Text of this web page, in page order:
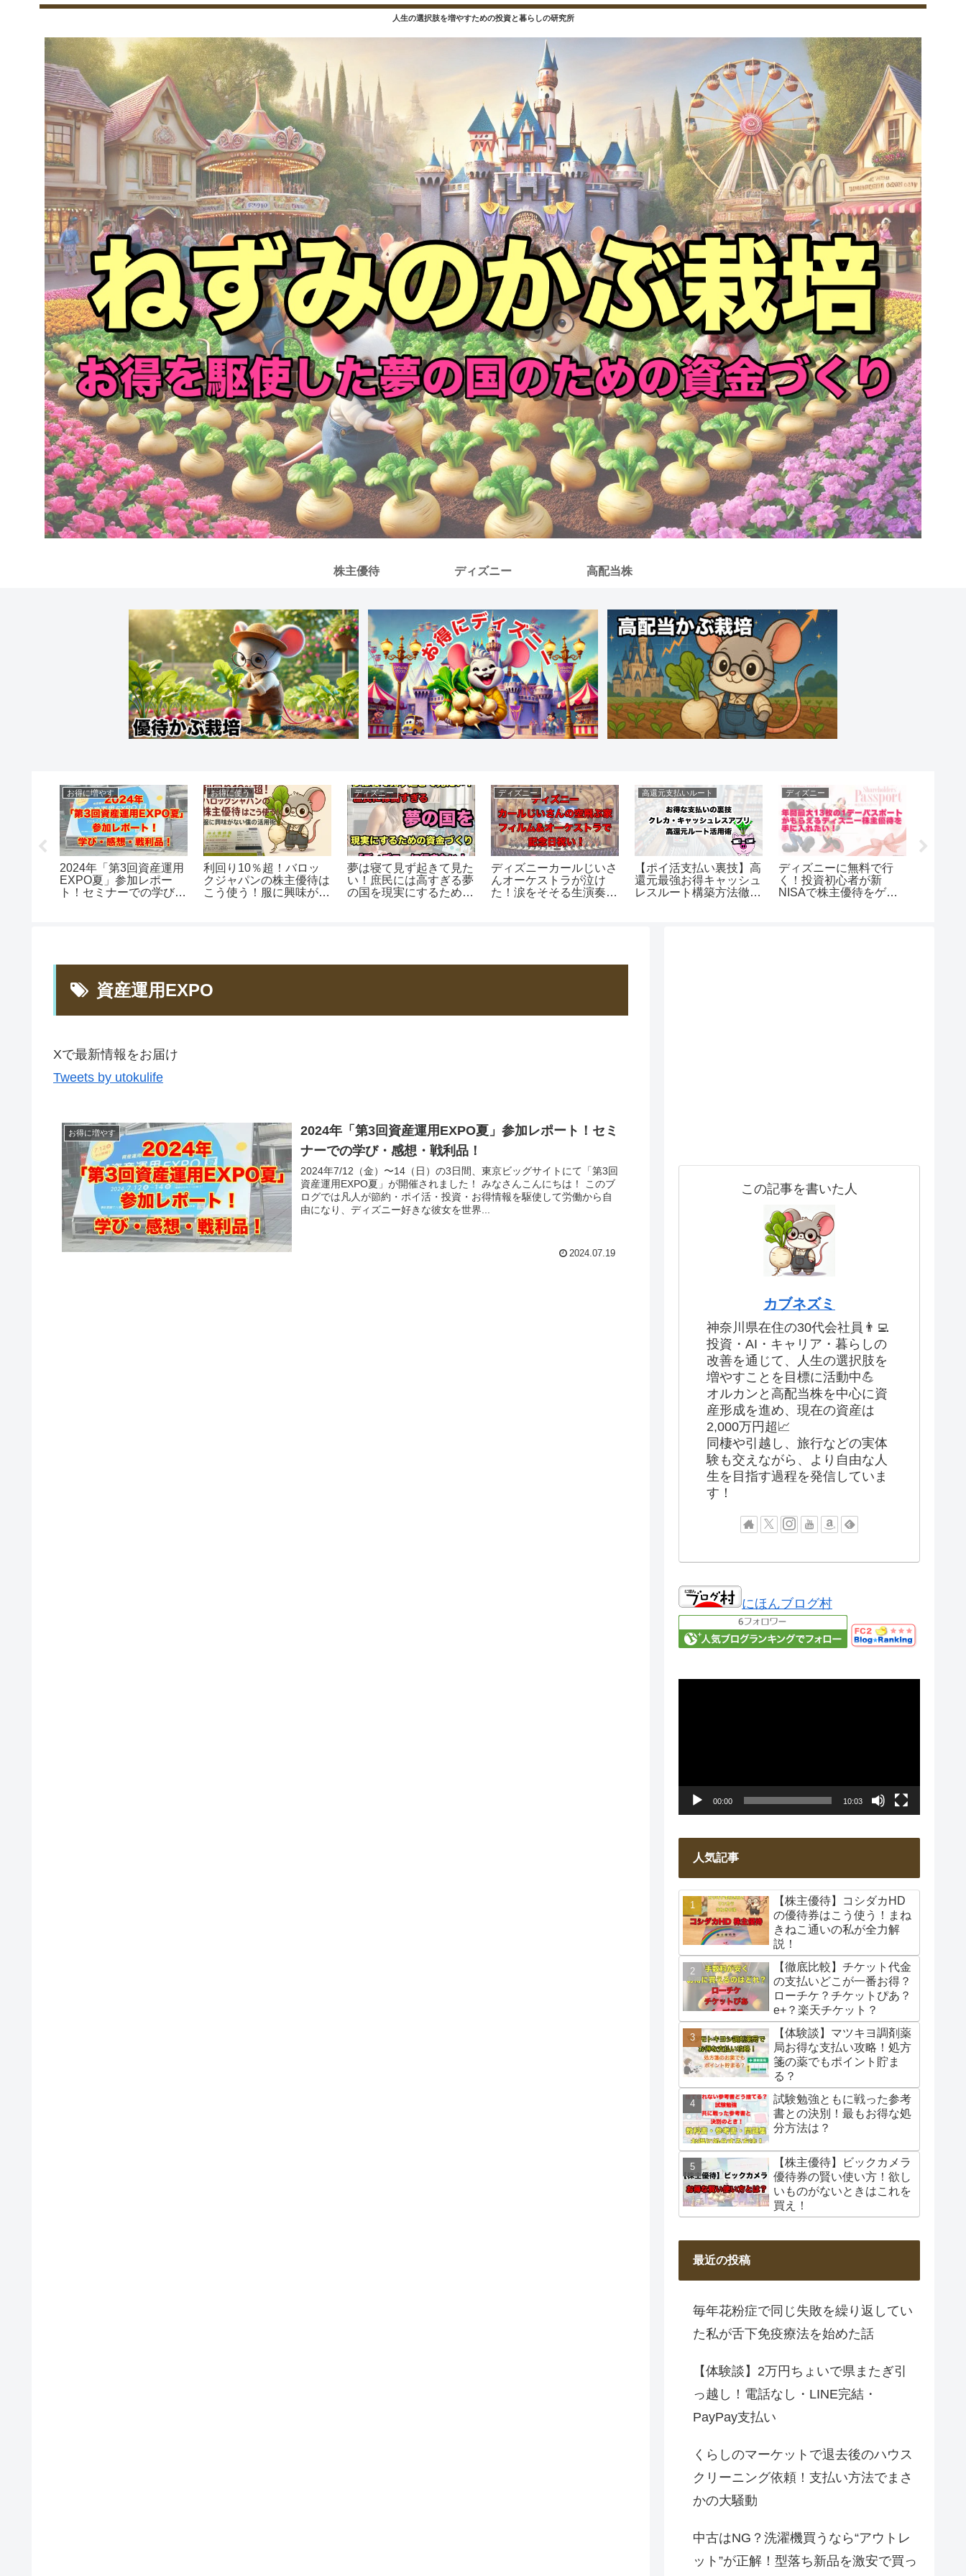
人生の選択肢を増やすための投資と暮らしの研究所
株主優待 ディズニー 高配当株
お得に増やす
2024年「第3回資産運用
EXPO夏」参加レポー
ト！セミナーでの学び・
お得に使う
利回り10％超！バロッ
クジャパンの株主優待は
こう使う！服に興味がな
ディズニー
夢は寝て見ず起きて見た
い！庶民には高すぎる夢
の国を現実にするための
ディズニー
ディズニーカールじいさ
んオーケストラが泣け
た！涙をそそる生演奏と
高還元支払いルート
【ポイ活支払い裏技】高
還元最強お得キャッシュ
レスルート構築方法徹底
ディズニー
ディズニーに無料で行
く！投資初心者が新
NISAで株主優待をゲッ
資産運用EXPO
Xで最新情報をお届け
Tweets by utokulife
お得に増やす
2024年「第3回資産運用EXPO夏」参加レポート！セミ
ナーでの学び・感想・戦利品！
2024年7/12（金）〜14（日）の3日間、東京ビッグサイトにて「第3回
資産運用EXPO夏」が開催されました！ みなさんこんにちは！ このブ
ログでは凡人が節約・ポイ活・投資・お得情報を駆使して労働から自
由になり、ディズニー好きな彼女を世界...
2024.07.19
この記事を書いた人
カブネズミ
神奈川県在住の30代会社員👨‍💻
投資・AI・キャリア・暮らしの
改善を通じて、人生の選択肢を
増やすことを目標に活動中💪
オルカンと高配当株を中心に資
産形成を進め、現在の資産は
2,000万円超📈
同棲や引越し、旅行などの実体
験も交えながら、より自由な人
生を目指す過程を発信していま
す！
にほんブログ村
00:00 10:03
人気記事
【株主優待】コシダカHD
の優待券はこう使う！まね
きねこ通いの私が全力解
説！
【徹底比較】チケット代金
の支払いどこが一番お得？
ローチケ？チケットぴあ？
e+？楽天チケット？
【体験談】マツキヨ調剤薬
局お得な支払い攻略！処方
箋の薬でもポイント貯ま
る？
試験勉強ともに戦った参考
書との決別！最もお得な処
分方法は？
【株主優待】ビックカメラ
優待券の賢い使い方！欲し
いものがないときはこれを
買え！
最近の投稿
毎年花粉症で同じ失敗を繰り返してい
た私が舌下免疫療法を始めた話
【体験談】2万円ちょいで県またぎ引
っ越し！電話なし・LINE完結・
PayPay支払い
くらしのマーケットで退去後のハウス
クリーニング依頼！支払い方法でまさ
かの大騒動
中古はNG？洗濯機買うなら“アウトレ
ット”が正解！型落ち新品を激安で買っ